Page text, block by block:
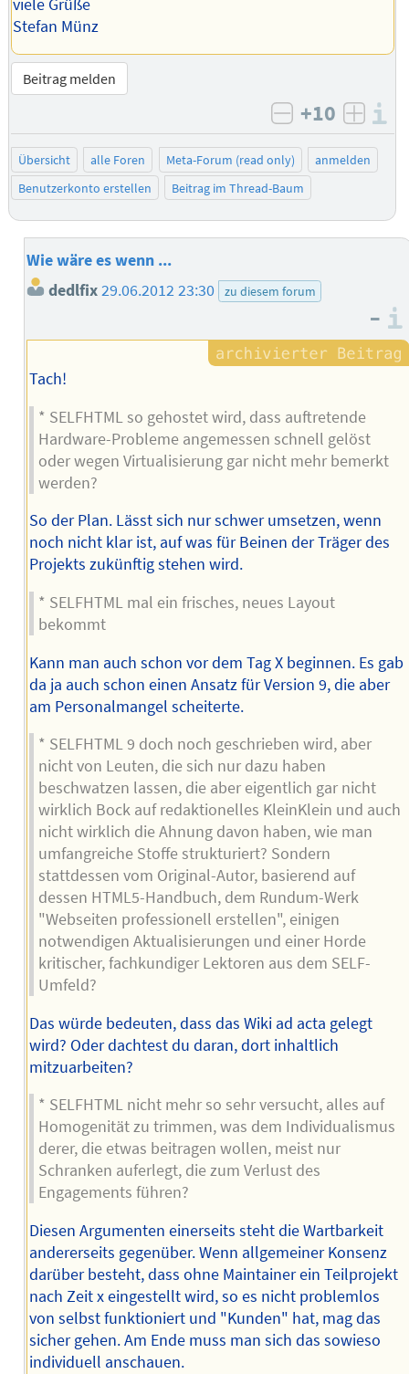
viele Grüße
Stefan Münz
Beitrag melden
negativ
+10
Übersicht alle Foren Meta-Forum (read only)
anmelden
Benutzerkonto erstellen
Beitrag im Thread-Baum
Wie wäre es wenn ...
dedlfix29.06.2012 23:30 zu diesem forum
–
Tach!
* SELFHTML so gehostet wird, dass auftretende
Hardware-Probleme angemessen schnell gelöst
oder wegen Virtualisierung gar nicht mehr bemerkt
werden?
So der Plan. Lässt sich nur schwer umsetzen, wenn
noch nicht klar ist, auf was für Beinen der Träger des
Projekts zukünftig stehen wird.
* SELFHTML mal ein frisches, neues Layout
bekommt
Kann man auch schon vor dem Tag X beginnen. Es gab
da ja auch schon einen Ansatz für Version 9, die aber
am Personalmangel scheiterte.
* SELFHTML 9 doch noch geschrieben wird, aber
nicht von Leuten, die sich nur dazu haben
beschwatzen lassen, die aber eigentlich gar nicht
wirklich Bock auf redaktionelles KleinKlein und auch
nicht wirklich die Ahnung davon haben, wie man
umfangreiche Stoffe strukturiert? Sondern
stattdessen vom Original-Autor, basierend auf
dessen HTML5-Handbuch, dem Rundum-Werk
"Webseiten professionell erstellen", einigen
notwendigen Aktualisierungen und einer Horde
kritischer, fachkundiger Lektoren aus dem SELF-
Umfeld?
Das würde bedeuten, dass das Wiki ad acta gelegt
wird? Oder dachtest du daran, dort inhaltlich
mitzuarbeiten?
* SELFHTML nicht mehr so sehr versucht, alles auf
Homogenität zu trimmen, was dem Individualismus
derer, die etwas beitragen wollen, meist nur
Schranken auferlegt, die zum Verlust des
Engagements führen?
Diesen Argumenten einerseits steht die Wartbarkeit
andererseits gegenüber. Wenn allgemeiner Konsenz
darüber besteht, dass ohne Maintainer ein Teilprojekt
nach Zeit x eingestellt wird, so es nicht problemlos
von selbst funktioniert und "Kunden" hat, mag das
sicher gehen. Am Ende muss man sich das sowieso
individuell anschauen.